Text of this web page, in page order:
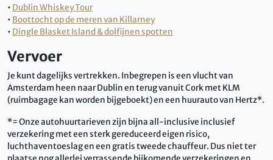
• Dublin Whiskey Tour
• Boottocht op de meren van Killarney
• Dingle Blasket Island & dolfijnen spotten
Vervoer
Je kunt dagelijks vertrekken. Inbegrepen is een vlucht van
Amsterdam heen naar Dublin en terug vanuit Cork met KLM
(ruimbagage kan worden bijgeboekt) en een huurauto van Hertz*.
*= Onze autohuurtarieven zijn bijna all-inclusive inclusief
verzekering met een sterk gereduceerd eigen risico,
luchthaventoeslag en een gratis tweede chauffeur. Dus niet ter